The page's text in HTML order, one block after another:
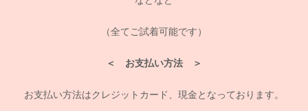
（全てご試着可能です）
＜ お支払い方法 ＞
お支払い方法はクレジットカード、現金となっております。